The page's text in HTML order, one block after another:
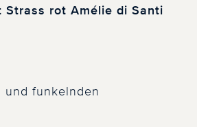
Strass rot Amélie di Santi
und funkelnden